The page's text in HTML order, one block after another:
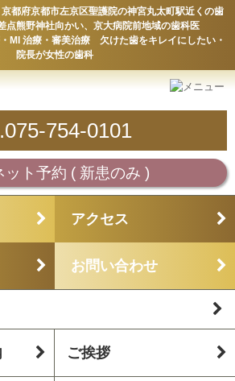
都府京都市左京区聖護院の神宮丸太町駅近くの歯
点熊野神社向かい、京大病院前地域の歯科医
MI 治療・審美治療 欠けた歯をキレイにしたい・
院長が女性の歯科
754-0101
ット予約 ( 新患のみ )
アクセス
お問い合わせ
ご挨拶